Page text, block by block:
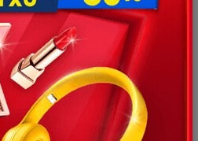
vẫn còn. Không
ta lại như vậy
hết tiền dành dụm